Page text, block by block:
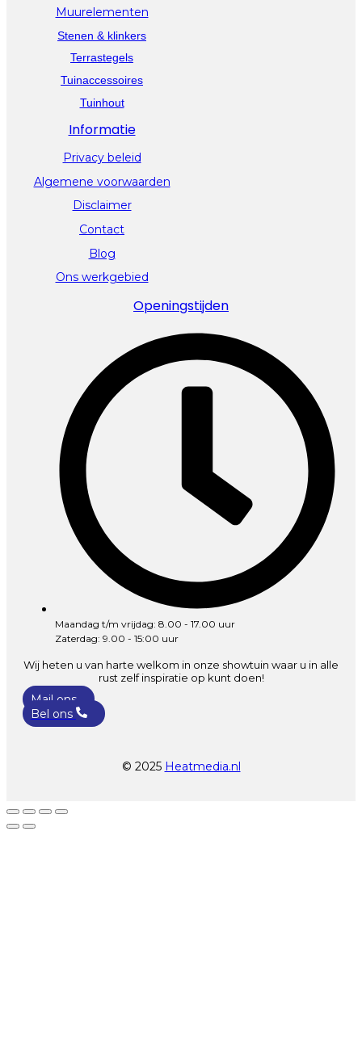
Muurelementen
Stenen & klinkers
Terrastegels
Tuinaccessoires
Tuinhout
Informatie
Privacy beleid
Algemene voorwaarden
Disclaimer
Contact
Blog
Ons werkgebied
Openingstijden
Maandag t/m vrijdag: 8.00 - 17.00 uur
Zaterdag: 9.00 - 15:00 uur
Wij heten u van harte welkom in onze showtuin waar u in alle
rust zelf inspiratie op kunt doen!
Mail ons
Bel ons
© 2025 Heatmedia.nl